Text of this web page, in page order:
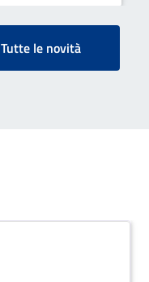
Tutte le novità